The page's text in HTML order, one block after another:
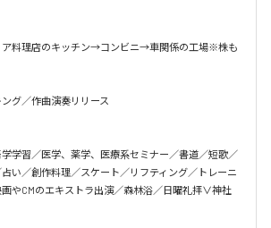
料理店のキッチン→コンビニ→車関係の工場※株も
グ／作曲演奏リリース
学習／医学、薬学、医療系セミナー／書道／短歌／
い／創作料理／スケート／リフティング／トレーニ
やCMのエキストラ出演／森林浴／日曜礼拝∨神社